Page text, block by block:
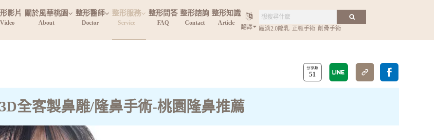
翻譯 魔滴2.0隆乳 正顎手術 削骨手術
影片
Video
關於風華桃園
About
整形醫師
Doctor
整形服務
Service
整形問答
FAQ
整形諮詢
Contact
整形知識
Article
51
全客製鼻雕/隆鼻手術-桃園隆鼻推薦